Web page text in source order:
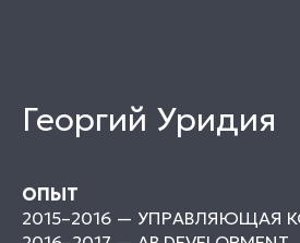
Георгий Уридия
ОПЫТ
2015–2016 — УПРАВЛЯЮЩАЯ